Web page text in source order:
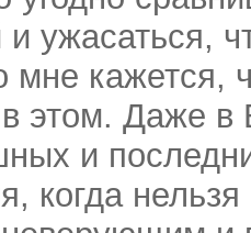
ужасаться,
мне кажется,
этом. Даже в
и
когда